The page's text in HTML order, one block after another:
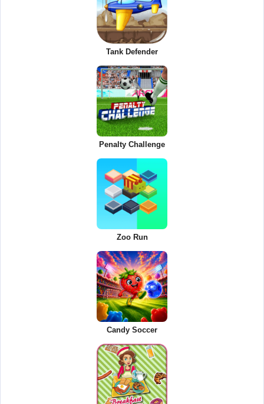
Tank Defender
Penalty Challenge
Zoo Run
Candy Soccer